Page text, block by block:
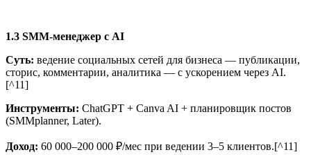
1.3 SMM-менеджер с AI
Суть: ведение социальных сетей для бизнеса — публикации,
сторис, комментарии, аналитика — с ускорением через AI.
[^11]
Инструменты: ChatGPT + Canva AI + планировщик постов
(SMMplanner, Later).
Доход: 60 000–200 000 ₽/мес при ведении 3–5 клиентов.[^11]